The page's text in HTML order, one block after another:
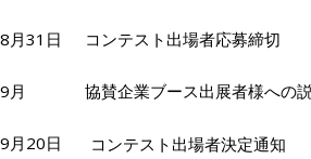
8月31日 コンテスト出場者応募締切
9月 協賛企業ブース出展者様への
9月20日 コンテスト出場者決定通知